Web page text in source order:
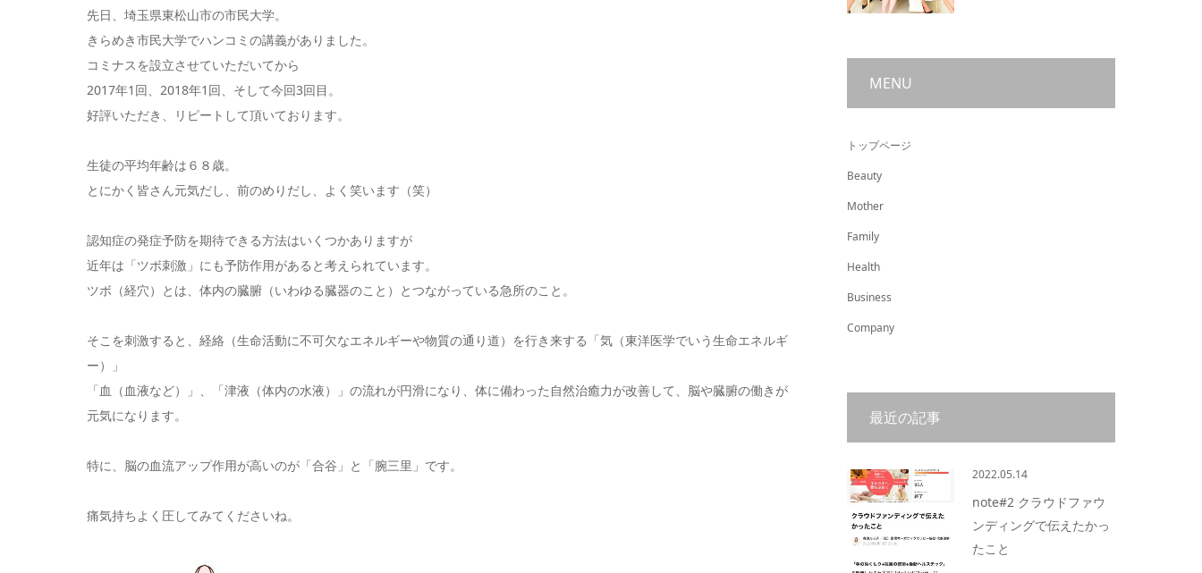
先日、埼玉県東松山市の市民大学。
きらめき市民大学でハンコミの講義がありました。
コミナスを設立させていただいてから
2017年1回、2018年1回、そして今回3回目。
好評いただき、リピートして頂いております。
生徒の平均年齢は６８歳。
とにかく皆さん元気だし、前のめりだし、よく笑います（笑）
認知症の発症予防を期待できる方法はいくつかありますが
近年は「ツボ刺激」にも予防作用があると考えられています。
ツボ（経穴）とは、体内の臓腑（いわゆる臓器のこと）とつながっている急所のこと。
そこを刺激すると、経絡（生命活動に不可欠なエネルギーや物質の通り道）を行き来する「気（東洋医学でいう生命エネルギ
ー）」
「血（血液など）」、「津液（体内の水液）」の流れが円滑になり、体に備わった自然治癒力が改善して、脳や臓腑の働きが
元気になります。
特に、脳の血流アップ作用が高いのが「合谷」と「腕三里」です。
痛気持ちよく圧してみてくださいね。
MENU
トップページ
Beauty
Mother
Family
Health
Business
Company
最近の記事
2022.05.14
note#2 クラウドファウ
ンディングで伝えたかっ
たこと